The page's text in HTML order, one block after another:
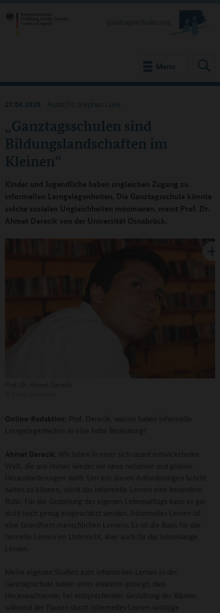
Menu
„Ganztagsschulen sind
Bildungslandschaften im
Kleinen“
27.04.2020 Autor/in: Stephan Lüke
Kinder und Jugendliche haben ungleichen Zugang zu
informellen Lerngelegenheiten. Die Ganztagsschule könnte
solche sozialen Ungleichheiten minimieren, meint Prof. Dr.
Ahmet Derecik von der Universität Osnabrück.
Online-Redaktion: Prof. Derecik, warum haben informelle
Lerngelegenheiten so eine hohe Bedeutung?
Ahmet Derecik: Wir leben in einer sich rasant entwickelnden
Welt, die uns immer wieder vor neue nationale und globale
Herausforderungen stellt. Um mit diesen Anforderungen Schritt
halten zu können, spielt das informelle Lernen eine besondere
Rolle. Für die Gestaltung des eigenen Lebensalltags kann es gar
nicht hoch genug eingeschätzt werden. Informelles Lernen ist
eine Grundform menschlichen Lernens. Es ist die Basis für das
formelle Lernen im Unterricht, aber auch für das lebenslange
Lernen.
Meine eigenen Studien zum informellen Lernen in der
Ganztagsschule haben unter anderem gezeigt, dass
Heranwachsende, bei entsprechender Gestaltung der Räume,
während der Pausen durch informelles Lernen wichtige